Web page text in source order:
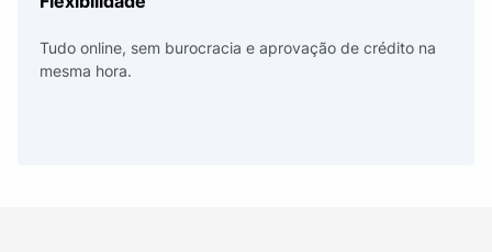
Tudo online, sem burocracia e aprovação de crédito na
mesma hora.